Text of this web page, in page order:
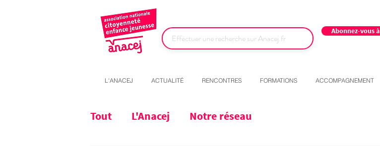
Abonnez-vous
L'ANACEJ ACTUALITÉ RENCONTRES FORMATIONS ACCOMPAGNEMENT
Tout L'Anacej Notre réseau